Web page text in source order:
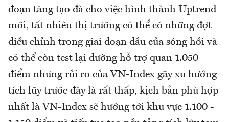
đoạn tăng tạo đà cho việc hình thành Uptrend
mới, tất nhiên thị trường có thể có những đợt
điều chỉnh trong giai đoạn đầu của sóng hồi và
có thể còn test lại đường hỗ trợ quan 1.050
điểm nhưng rủi ro của VN-Index gãy xu hướng
tích lũy trước đây là rất thấp, kịch bản phù hợp
nhất là VN-Index sẽ hướng tới khu vực 1.100 -